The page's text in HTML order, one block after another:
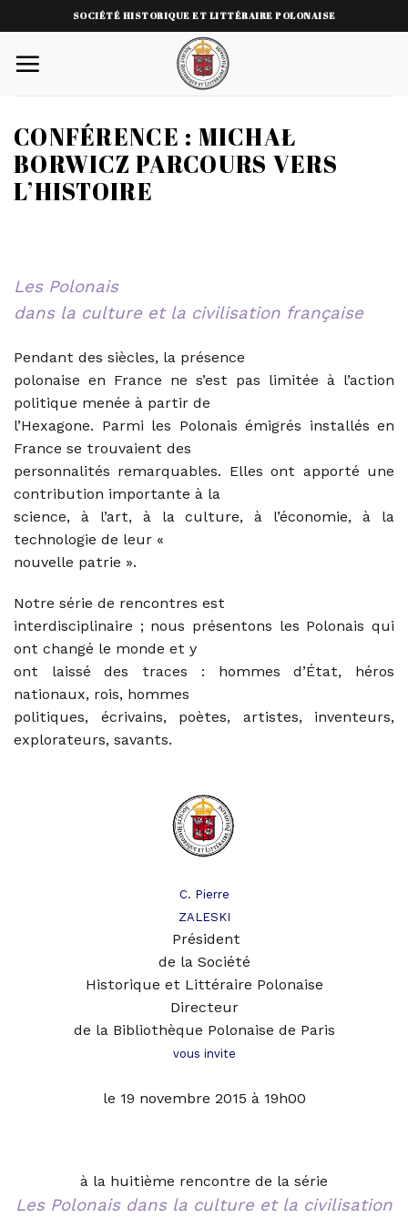
to
content
SOCIÉTÉ HISTORIQUE ET LITTÉRAIRE POLONAISE
CONFÉRENCE : MICHAŁ
BORWICZ PARCOURS VERS
L’HISTOIRE
Les Polonais
dans la culture et la civilisation française
Pendant des siècles, la présence
polonaise en France ne s’est pas limitée à l’action
politique menée à partir de
l’Hexagone. Parmi les Polonais émigrés installés en
France se trouvaient des
personnalités remarquables. Elles ont apporté une
contribution importante à la
science, à l’art, à la culture, à l’économie, à la
technologie de leur «
nouvelle patrie ».
Notre série de rencontres est
interdisciplinaire ; nous présentons les Polonais qui
ont changé le monde et y
ont laissé des traces : hommes d’État, héros
nationaux, rois, hommes
politiques, écrivains, poètes, artistes, inventeurs,
explorateurs, savants.
C. Pierre
ZALESKI
Président
de la Société
Historique et Littéraire Polonaise
Directeur
de la Bibliothèque Polonaise de Paris
vous invite
le 19 novembre 2015 à 19h00
à la huitième rencontre de la série
Les Polonais dans la culture et la civilisation